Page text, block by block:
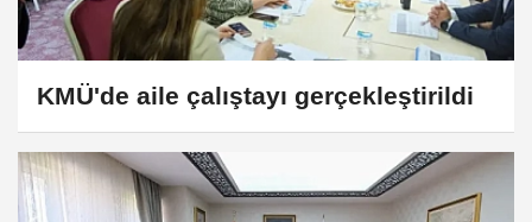
KMÜ'de aile çalıştayı gerçekleştirildi